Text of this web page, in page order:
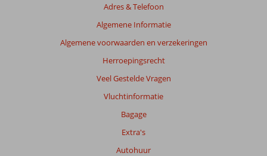
Adres & Telefoon
Algemene Informatie
Algemene voorwaarden en verzekeringen
Herroepingsrecht
Veel Gestelde Vragen
Vluchtinformatie
Bagage
Extra's
Autohuur